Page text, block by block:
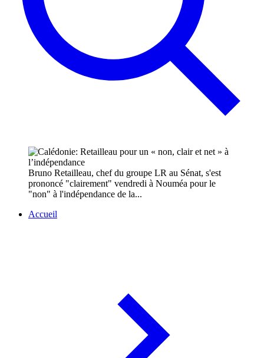
Bruno Retailleau, chef du groupe LR au Sénat, s'est
prononcé "clairement" vendredi à Nouméa pour le
"non" à l'indépendance de la...
Accueil